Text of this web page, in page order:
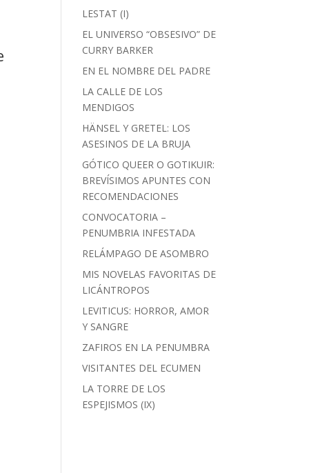
LESTAT (I)
EL UNIVERSO “OBSESIVO” DE
CURRY BARKER
EN EL NOMBRE DEL PADRE
LA CALLE DE LOS
MENDIGOS
HÄNSEL Y GRETEL: LOS
ASESINOS DE LA BRUJA
GÓTICO QUEER O GOTIKUIR:
BREVÍSIMOS APUNTES CON
RECOMENDACIONES
CONVOCATORIA –
PENUMBRIA INFESTADA
RELÁMPAGO DE ASOMBRO
MIS NOVELAS FAVORITAS DE
LICÁNTROPOS
LEVITICUS: HORROR, AMOR
Y SANGRE
ZAFIROS EN LA PENUMBRA
VISITANTES DEL ECUMEN
LA TORRE DE LOS
ESPEJISMOS (IX)